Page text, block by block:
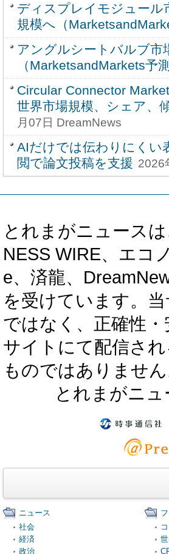
ディスプレイモジュール
規模へ（
アングルシートバルブ市
（MarketsandMarkets予測
Circular Connector
世界市場規模、シェア、
月07日 DreamNews
AIだけでは伝わりにくい
閲で論文投稿を支援 2026
とれまがニュース
NESS WIRE、エコ
e、済龍、
を受けています。
ではなく、正確性
サイトにて配信さ
ものではありません
とれまがニ
ニュース
社会
経済
政治